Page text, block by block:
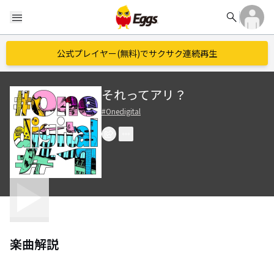
menu search
公式プレイヤー(無料)でサクサク連続再生
それってアリ？
#Onedigital
楽曲解説